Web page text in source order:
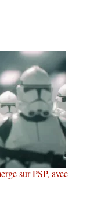
sur PSP, avec